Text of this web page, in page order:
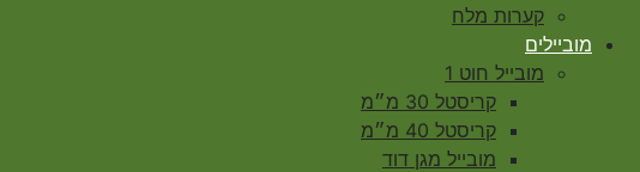
קערות מלח
מוביילים
מובייל חוט 1
קריסטל 30 מ״מ
קריסטל 40 מ״מ
מובייל מגן דוד